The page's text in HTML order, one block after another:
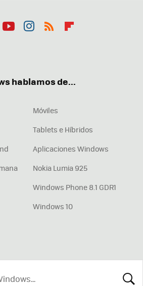
hablamos de...
Móviles
Tablets e Híbridos
Aplicaciones Windows
Nokia Lumia 925
Windows Phone 8.1 GDR1
Windows 10